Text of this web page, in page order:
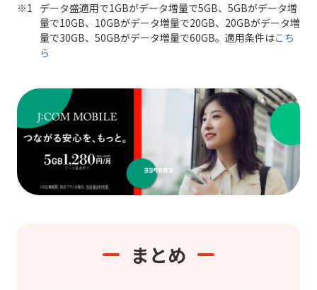
データ盛適用で1GBがデータ増量で5GB、5GBがデータ増
量で10GB、10GBがデータ増量で20GB、20GBがデータ増
量で30GB、50GBがデータ増量で60GB。適用条件はこち
ら
まとめ